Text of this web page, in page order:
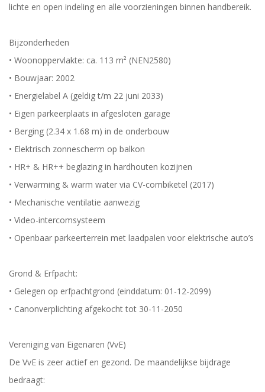
lichte en open indeling en alle voorzieningen binnen handbereik.
Bijzonderheden
• Woonoppervlakte: ca. 113 m² (NEN2580)
• Bouwjaar: 2002
• Energielabel A (geldig t/m 22 juni 2033)
• Eigen parkeerplaats in afgesloten garage
• Berging (2.34 x 1.68 m) in de onderbouw
• Elektrisch zonnescherm op balkon
• HR+ & HR++ beglazing in hardhouten kozijnen
• Verwarming & warm water via CV-combiketel (2017)
• Mechanische ventilatie aanwezig
• Video-intercomsysteem
• Openbaar parkeerterrein met laadpalen voor elektrische auto’s
Grond & Erfpacht:
• Gelegen op erfpachtgrond (einddatum: 01-12-2099)
• Canonverplichting afgekocht tot 30-11-2050
Vereniging van Eigenaren (VvE)
De VvE is zeer actief en gezond. De maandelijkse bijdrage
bedraagt: